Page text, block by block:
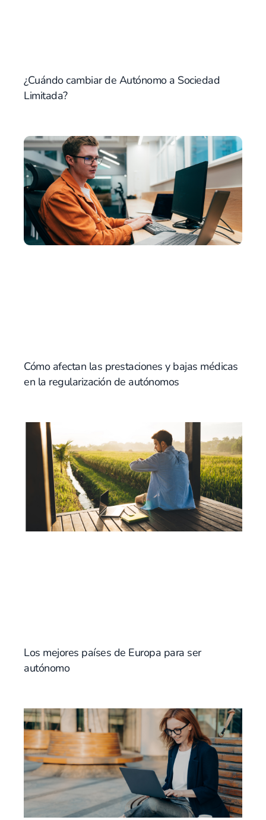
¿Cuándo cambiar de Autónomo a Sociedad
Limitada?
Cómo afectan las prestaciones y bajas médicas
en la regularización de autónomos
Los mejores países de Europa para ser
autónomo